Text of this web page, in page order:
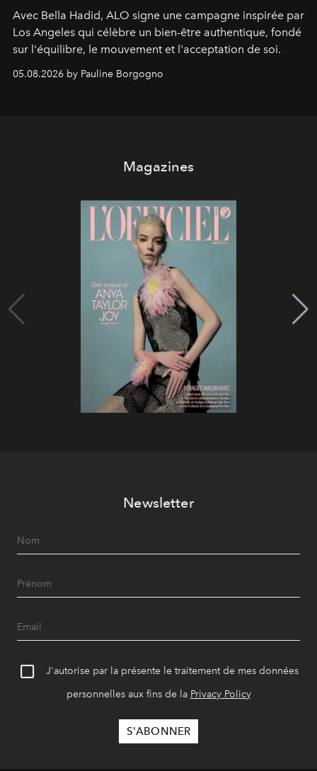
Avec Bella Hadid, ALO signe une campagne inspirée par
Los Angeles qui célèbre un bien-être authentique, fondé
sur l'équilibre, le mouvement et l'acceptation de soi.
05.08.2026 by Pauline Borgogno
Magazines
Newsletter
J'autorise par la présente le traitement de mes données
personnelles aux fins de la Privacy Policy